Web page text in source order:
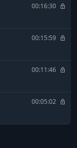
00:16:30
00:15:59
00:11:46
00:05:02